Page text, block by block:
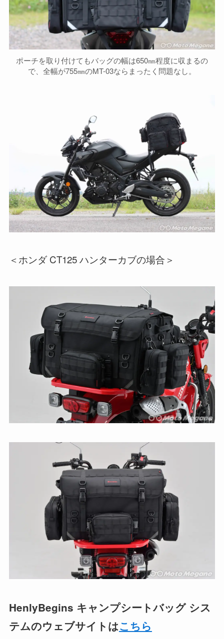
ポーチを取り付けてもバッグの幅は650㎜程度に収まるの
で、全幅が755㎜のMT-03ならまったく問題なし。
＜ホンダ CT125 ハンターカブの場合＞
HenlyBegins キャンプシートバッグ シス
テムのウェブサイトはこちら